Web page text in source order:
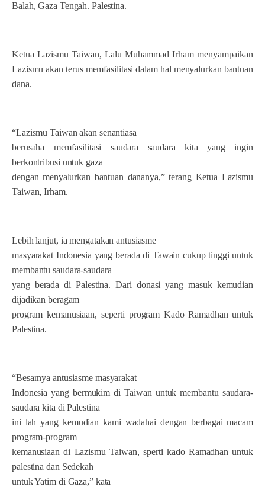
Balah, Gaza Tengah. Palestina.
Ketua Lazismu Taiwan, Lalu Muhammad Irham menyampaikan
Lazismu akan terus memfasilitasi dalam hal menyalurkan bantuan
dana.
“Lazismu Taiwan akan senantiasa
berusaha memfasilitasi saudara saudara kita yang ingin
berkontribusi untuk gaza
dengan menyalurkan bantuan dananya,” terang Ketua Lazismu
Taiwan, Irham.
Lebih lanjut, ia mengatakan antusiasme
masyarakat Indonesia yang berada di Tawain cukup tinggi untuk
membantu saudara-saudara
yang berada di Palestina. Dari donasi yang masuk kemudian
dijadikan beragam
program kemanusiaan, seperti program Kado Ramadhan untuk
Palestina.
“Besarnya antusiasme masyarakat
Indonesia yang bermukim di Taiwan untuk membantu saudara-
saudara kita di Palestina
ini lah yang kemudian kami wadahai dengan berbagai macam
program-program
kemanusiaan di Lazismu Taiwan, sperti kado Ramadhan untuk
palestina dan Sedekah
untuk Yatim di Gaza,” kata